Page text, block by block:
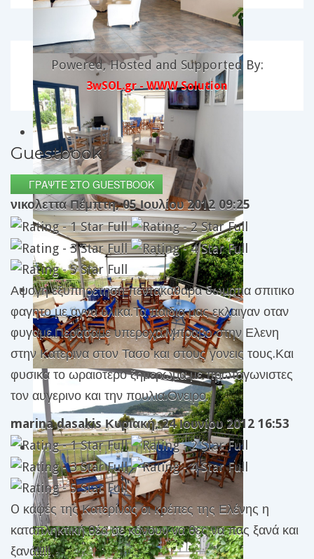
Powered, Hosted and Supported By:
3wSOL.gr - WWW Solution
Guestbook
ΓΡΆΨΤΕ ΣΤΟ GUESTBOOK
νικολεττα Πέμπτη, 05 Ιουλίου 2012 09:25
Αψογη εξυπηρετηση πεντακαθαρα δωματια σπιτικο
φαγητο με αγνα υλικα.Τα παιδια μας εκλαιγαν οταν
φυγαμε.Περασαμε υπεροχα.Μπραβο στην Ελενη
στην Κατερινα στον Τασο και στους γονεις τους.Και
φυσικα το ωραιοτερο ξημερωμα με πρωταγωνιστες
τον αυγερινο και την πουλια.Ονειρο.
marina dasakis Κυριακή, 24 Ιουνίου 2012 16:53
O καφές της Κατερίνας οι κρέπες της Ελένης η
καταπληκτική θέα σε κάνουν να θες να πας ξανά και
ξανά!!!!!